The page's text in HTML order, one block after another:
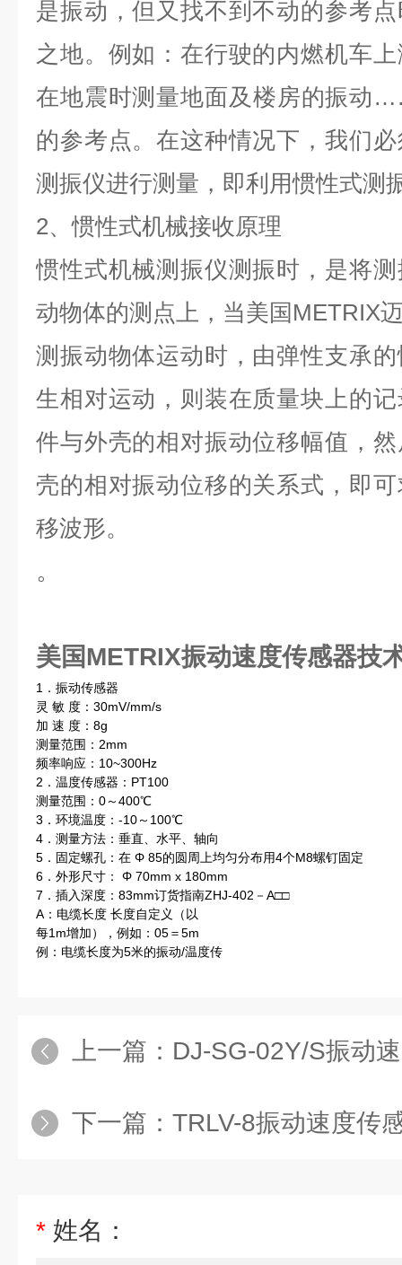
是振动，但又找不到不动的参考
之地。例如：在行驶的内燃机车
在地震时测量地面及楼房的振动
的参考点。在这种情况下，我们
测振仪进行测量，即利用惯性式测
2、惯性式机械接收原理
惯性式机械测振仪测振时，是将
动物体的测点上，当美国METRIX
测振动物体运动时，由弹性支承
生相对运动，则装在质量块上的
件与外壳的相对振动位移幅值，
壳的相对振动位移的关系式，即
移波形。
。
美国METRIX振动速度传感器技
1．振动传感器
灵 敏 度：30mV/mm/s
加 速 度：8g
测量范围：2mm
频率响应：10~300Hz
2．温度传感器：PT100
测量范围：0～400℃
3．环境温度：-10～100℃
4．测量方法：垂直、水平、轴向
5．固定螺孔：在 Φ 85的圆周上均匀分布用4个M8螺钉固定
6．外形尺寸： Φ 70mm x 180mm
7．插入深度：83mm订货指南ZHJ-402－A□□
A：电缆长度 长度自定义（以
每1m增加），例如：05＝5m
例：电缆长度为5米的振动/温度传
上一篇： DJ-SG-02Y/S振动
下一篇： TRLV-8振动速度传
* 姓名：